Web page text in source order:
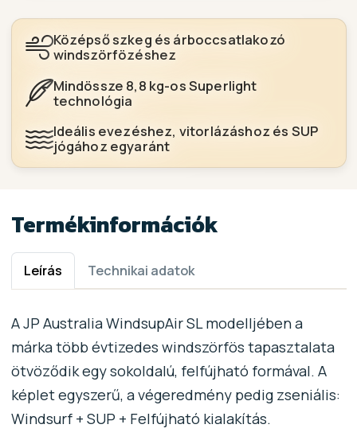
Középső szkeg és árboccsatlakozó
windszörfözéshez
Mindössze 8,8 kg-os Superlight
technológia
Ideális evezéshez, vitorlázáshoz és SUP
jógához egyaránt
Termékinformációk
Leírás Technikai adatok
A JP Australia WindsupAir SL modelljében a
márka több évtizedes windszörfös tapasztalata
ötvöződik egy sokoldalú, felfújható formával. A
képlet egyszerű, a végeredmény pedig zseniális:
Windsurf + SUP + Felfújható kialakítás.